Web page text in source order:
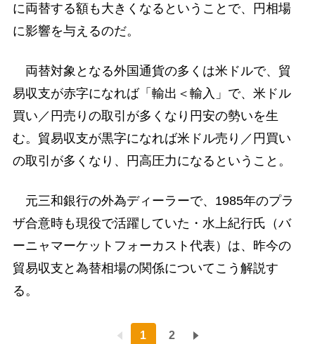
に両替する額も大きくなるということで、円相場
に影響を与えるのだ。
両替対象となる外国通貨の多くは米ドルで、貿
易収支が赤字になれば「輸出＜輸入」で、米ドル
買い／円売りの取引が多くなり円安の勢いを生
む。貿易収支が黒字になれば米ドル売り／円買い
の取引が多くなり、円高圧力になるということ。
元三和銀行の外為ディーラーで、1985年のプラ
ザ合意時も現役で活躍していた・水上紀行氏（バ
ーニャマーケットフォーカスト代表）は、昨今の
貿易収支と為替相場の関係についてこう解説す
る。
1 2